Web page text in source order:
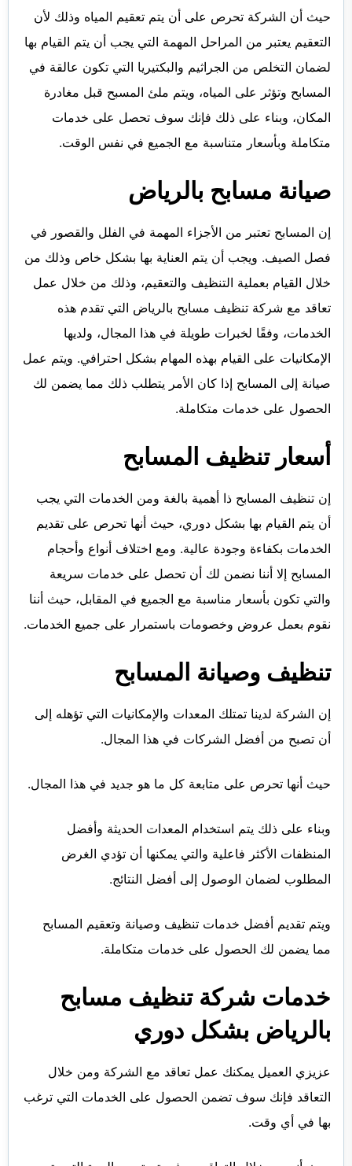
حيث أن الشركة تحرص على أن يتم تعقيم المياه وذلك لأن
التعقيم يعتبر من المراحل المهمة التي يجب أن يتم القيام بها
لضمان التخلص من الجراثيم والبكتيريا التي تكون عالقة في
المسابح وتؤثر على المياه، ويتم ملئ المسبح قبل مغادرة
المكان، وبناء على ذلك فإنك سوف تحصل على خدمات
متكاملة وبأسعار متناسبة مع الجميع في نفس الوقت.
صيانة مسابح بالرياض
إن المسابح تعتبر من الأجزاء المهمة في الفلل والقصور في
فصل الصيف. ويجب أن يتم العناية بها بشكل خاص وذلك من
خلال القيام بعملية التنظيف والتعقيم، وذلك من خلال عمل
تعاقد مع شركة تنظيف مسابح بالرياض التي تقدم هذه
الخدمات، وفقًا لخبرات طويلة في هذا المجال، ولديها
الإمكانيات على القيام بهذه المهام بشكل احترافي. ويتم عمل
صيانة إلى المسابح إذا كان الأمر يتطلب ذلك مما يضمن لك
الحصول على خدمات متكاملة.
أسعار تنظيف المسابح
إن تنظيف المسابح ذا أهمية بالغة ومن الخدمات التي يجب
أن يتم القيام بها بشكل دوري، حيث أنها تحرص على تقديم
الخدمات بكفاءة وجودة عالية. ومع اختلاف أنواع وأحجام
المسابح إلا أننا نضمن لك أن تحصل على خدمات سريعة
والتي تكون بأسعار مناسبة مع الجميع في المقابل، حيث أننا
نقوم بعمل عروض وخصومات باستمرار على جميع الخدمات.
تنظيف وصيانة المسابح
إن الشركة لدينا تمتلك المعدات والإمكانيات التي تؤهله إلى
أن تصبح من أفضل الشركات في هذا المجال.
حيث أنها تحرص على متابعة كل ما هو جديد في هذا المجال.
وبناء على ذلك يتم استخدام المعدات الحديثة وأفضل
المنظفات الأكثر فاعلية والتي يمكنها أن تؤدي الغرض
المطلوب لضمان الوصول إلى أفضل النتائج.
ويتم تقديم أفضل خدمات تنظيف وصيانة وتعقيم المسابح
مما يضمن لك الحصول على خدمات متكاملة.
خدمات شركة تنظيف مسابح
بالرياض بشكل دوري
عزيزي العميل يمكنك عمل تعاقد مع الشركة ومن خلال
التعاقد فإنك سوف تضمن الحصول على الخدمات التي ترغب
بها في أي وقت.